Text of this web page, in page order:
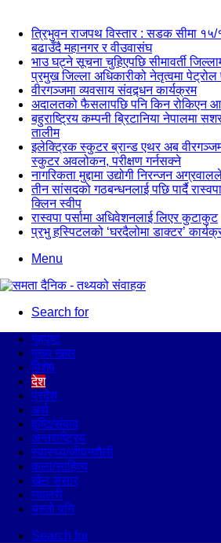
त्रिभुवन राजपथ विस्तार : सडक सीमा १५/
बढाउँदै महानगर र वीउवासंघ
भाउ घट्ने सूचना चुहिएपछि सीमावर्ती
प्रमुख जिल्ला अधिकारीको नेतृत्वमा
वीरगञ्जमा व्यवसाय संवद्र्धन कार्यक्रम
अदालतको फैसलापछि पनि किन रोकिएन
बहुराष्ट्रिय कम्पनी ब्रिटानिया नेपालमा
तालीम
इलेक्ट्रिक स्कुटर ब्रान्ड एथर अब
स्कुटर अवलोकन, परीक्षण गर्नसक्ने
नागरिकता मुद्दामा उद्योगी निरन्जन
तीन सांसदको गठबन्धनलाई पछि पार्दै
क्लिन स्वीप
रास्वपा पर्सामा अधिवेशनलाई लिएर कुटाकुट
प्रभु हस्पिटलको ‘घरदैलोमा डाक्टर’
Menu
Search for
गृहपृष्ठ
मुख्य खबर
विशेष
देश
प्रदेश
अर्थ
दृष्टि/संवाद
अन्तराष्ट्रिय
स्वास्थ्य/जीवनशैली
कला/साहित्य
खेल संसार
ग्यालरी
यस्तो पनि
Search for